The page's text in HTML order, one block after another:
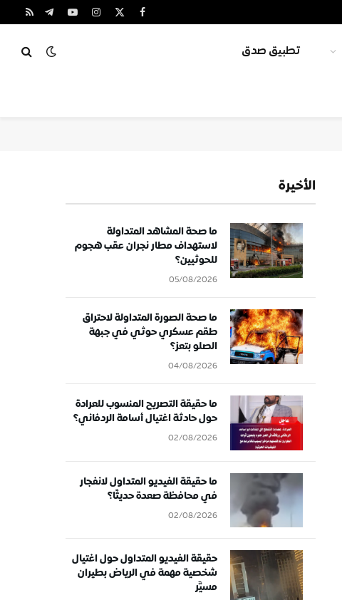
فيسبوك
X
الانستغراميوتيوبتيلقرامRSS
تطبيق صدق
الأخيرة
ما صحة المشاهد المتداولة
لاستهداف مطار نجران عقب هجوم
للحوثيين؟
05/08/2026
ما صحة الصورة المتداولة لاحتراق
طقم عسكري حوثي في جبهة
الصلو بتعز؟
04/08/2026
ما حقيقة التصريح المنسوب للعرادة
حول حادثة اغتيال أسامة الردفاني؟
02/08/2026
ما حقيقة الفيديو المتداول لانفجار
في محافظة صعدة حديثًا؟
02/08/2026
حقيقة الفيديو المتداول حول اغتيال
شخصية مهمة في الرياض بطيران
مسيَّر